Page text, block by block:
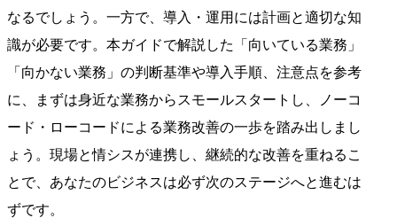
なるでしょう。一方で、導入・運用には計画と適切な知
識が必要です。本ガイドで解説した「向いている業務」
「向かない業務」の判断基準や導入手順、注意点を参考
に、まずは身近な業務からスモールスタートし、ノーコ
ード・ローコードによる業務改善の一歩を踏み出しまし
ょう。現場と情シスが連携し、継続的な改善を重ねるこ
とで、あなたのビジネスは必ず次のステージへと進むは
ずです。